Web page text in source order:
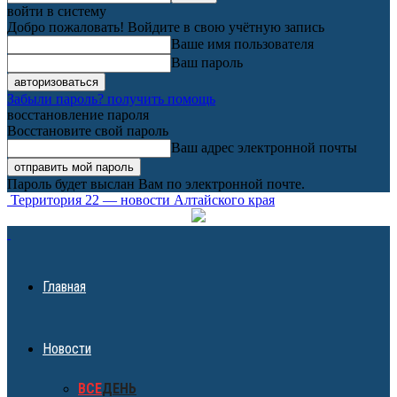
войти в систему
Добро пожаловать! Войдите в свою учётную запись
Ваше имя пользователя
Ваш пароль
Забыли пароль? получить помощь
восстановление пароля
Восстановите свой пароль
Ваш адрес электронной почты
Пароль будет выслан Вам по электронной почте.
Территория 22 — новости Алтайского края
Главная
Новости
ВСЕДЕНЬ